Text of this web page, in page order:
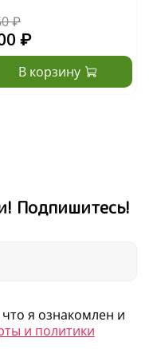
₽
₽
В корзину
Подпишитесь!
я ознакомлен и
и политики